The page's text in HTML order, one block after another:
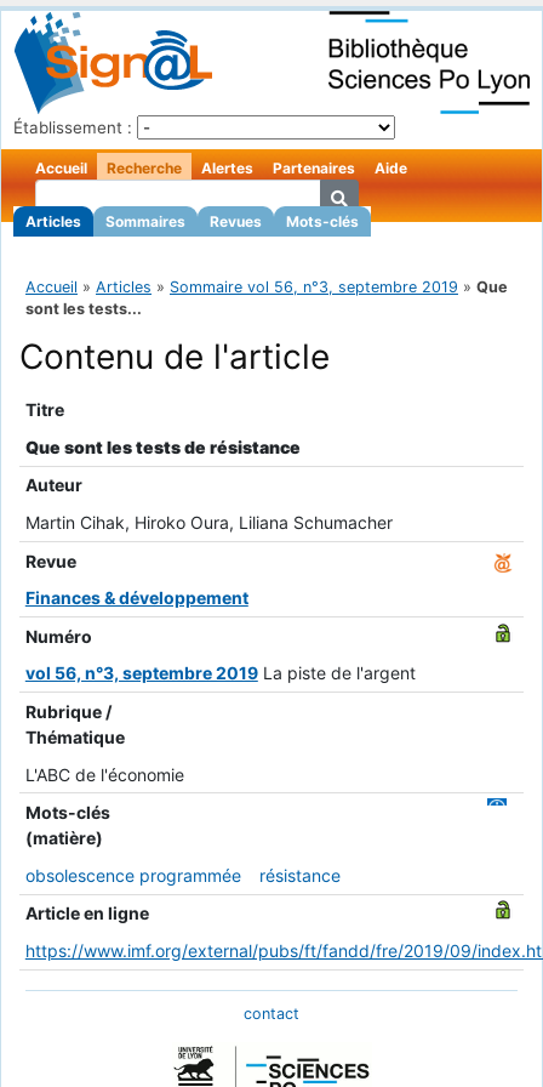
Établissement :
Accueil Recherche
Articles Sommaires Revues Mots-clés
Alertes Partenaires Aide
Accueil » Articles » Sommaire vol 56, n°3, septembre 2019 » Que
sont les tests...
Contenu de l'article
Titre
Que sont les tests de résistance
Auteur
Martin Cihak, Hiroko Oura, Liliana Schumacher
Revue
Finances & développement
Numéro
vol 56, n°3, septembre 2019 La piste de l'argent
Rubrique /
Thématique
L'ABC de l'économie
Mots-clés
(matière)
obsolescence programmée
résistance
Article en ligne
https://www.imf.org/external/pubs/ft/fandd/fre/2019/09/
contact